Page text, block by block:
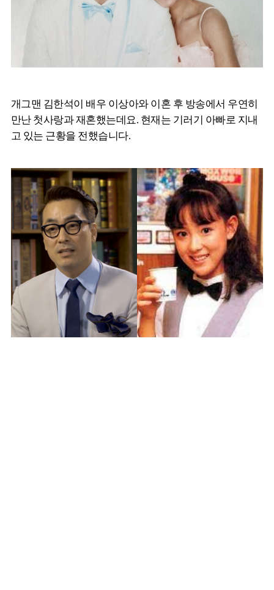
개그맨 김한석이 배우 이상아와 이혼 후 방송에서 우연히
만난 첫사랑과 재혼했는데요. 현재는 기러기 아빠로 지내
고 있는 근황을 전했습니다.